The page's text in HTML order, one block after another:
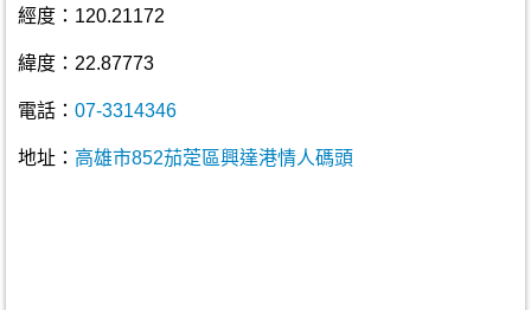
經度：120.21172
緯度：22.87773
電話： 07-3314346
地址： 高雄市852茄萣區興達港情人碼頭